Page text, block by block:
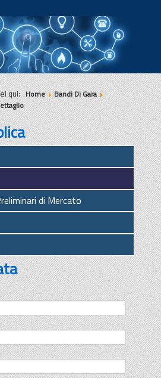
|||
qui:Home
Bandi Di Gara
di Mercato